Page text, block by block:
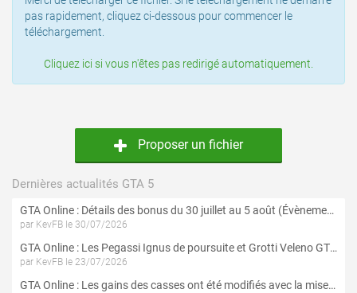
pas rapidement, cliquez ci-dessous pour commencer le
téléchargement.
Cliquez ici si vous n'êtes pas redirigé automatiquement.
Proposer un fichier
Dernières actualités GTA 5
GTA Online : Détails des bonus du 30 juillet au 5 août (Évènement « Braquages d'été »)
par KevFB le 30/07/2026
GTA Online : Les Pegassi Ignus de poursuite et Grotti Veleno GT sont maintenant disponibles
par KevFB le 23/07/2026
GTA Online : Les gains des casses ont été modifiés avec la mise à jour « Le Braquage du Kortz Center »